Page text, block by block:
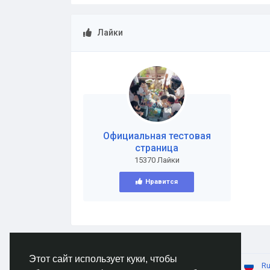
Этот сайт использует куки, чтобы
Лайки
Официальная тестовая
страница
15370 Лайки
Нравится
© 2026 AnimeSocial.SU - Первая аниме сеть!